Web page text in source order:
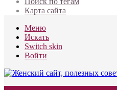
Карта сайта
Меню
Искать
Switch skin
Войти